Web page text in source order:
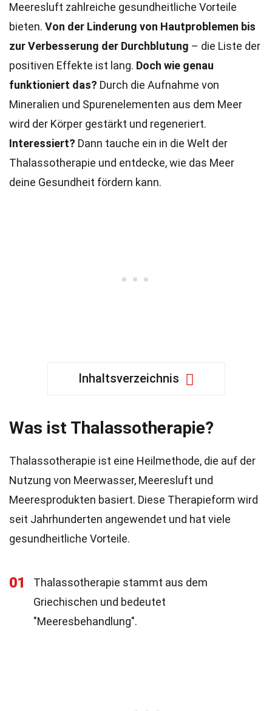
Meeresluft zahlreiche gesundheitliche Vorteile
bieten. Von der Linderung von Hautproblemen bis
zur Verbesserung der Durchblutung – die Liste der
positiven Effekte ist lang. Doch wie genau
funktioniert das? Durch die Aufnahme von
Mineralien und Spurenelementen aus dem Meer
wird der Körper gestärkt und regeneriert.
Interessiert? Dann tauche ein in die Welt der
Thalassotherapie und entdecke, wie das Meer
deine Gesundheit fördern kann.
Inhaltsverzeichnis
Was ist Thalassotherapie?
Thalassotherapie ist eine Heilmethode, die auf der
Nutzung von Meerwasser, Meeresluft und
Meeresprodukten basiert. Diese Therapieform wird
seit Jahrhunderten angewendet und hat viele
gesundheitliche Vorteile.
01
Thalassotherapie stammt aus dem
Griechischen und bedeutet
"Meeresbehandlung".